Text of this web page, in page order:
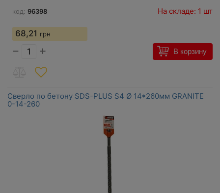
код: 96398 На складе: 1 шт
68,21 грн
− + В корзину
Сверло по бетону SDS-PLUS S4 Ø 14*260мм GRANITE
0-14-260